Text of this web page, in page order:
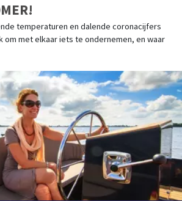
temperaturen en dalende coronacijfers
met elkaar iets te ondernemen, en waar